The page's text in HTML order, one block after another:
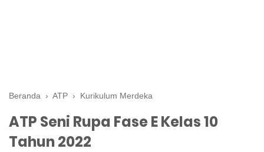
Beranda › ATP › Kurikulum Merdeka
ATP Seni Rupa Fase E Kelas 10
Tahun 2022